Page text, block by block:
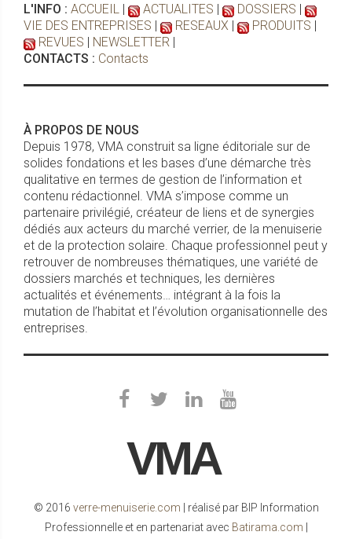
L'INFO : ACCUEIL | ACTUALITES | DOSSIERS |
VIE DES ENTREPRISES | RESEAUX | PRODUITS |
REVUES | NEWSLETTER |
CONTACTS : Contacts
À PROPOS DE NOUS
Depuis 1978, VMA construit sa ligne éditoriale sur de
solides fondations et les bases d’une démarche très
qualitative en termes de gestion de l’information et
contenu rédactionnel. VMA s’impose comme un
partenaire privilégié, créateur de liens et de synergies
dédiés aux acteurs du marché verrier, de la menuiserie
et de la protection solaire. Chaque professionnel peut y
retrouver de nombreuses thématiques, une variété de
dossiers marchés et techniques, les dernières
actualités et événements… intégrant à la fois la
mutation de l’habitat et l’évolution organisationnelle des
entreprises.
VMA
© 2016 verre-menuiserie.com | réalisé par BIP Information
Professionnelle et en partenariat avec Batirama.com